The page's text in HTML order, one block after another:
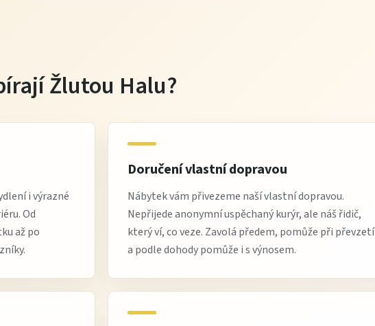
Žlutou Halu?
i výrazné
Od
až po
Doručení vlastní dopravou
Nábytek vám přivezeme naší vlastní dopravou.
Nepřijede anonymní uspěchaný kurýr, ale náš řidič,
který ví, co veze. Zavolá předem, pomůže při převzetí
a podle dohody pomůže i s výnosem.